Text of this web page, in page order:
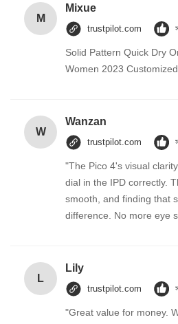
M
Mixue
trustpilot.com
Solid Pattern Quick Dry
Women 2023
W
Wanzan
trustpilot.com
"The Pico 4's visual
dial in the IPD correctly.
smooth, and finding that
difference. No more eye
fantastic once you dial in
manual adjustment is
sweet spot makes all the
strain during long
L
Lily
trustpilot.com
"Great value for money.